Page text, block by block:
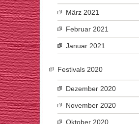
März 2021
Februar 2021
Januar 2021
Festivals 2020
Dezember 2020
November 2020
Oktober 2020